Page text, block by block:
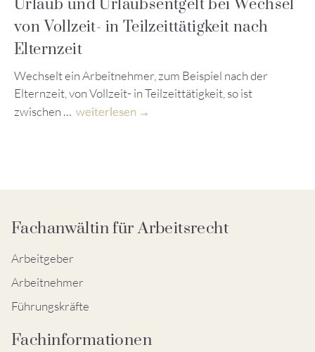
Urlaub und Urlaubsentgelt bei Wechsel
von Vollzeit- in Teilzeittätigkeit nach
Elternzeit
Wechselt ein Arbeitnehmer, zum Beispiel nach der
Elternzeit, von Vollzeit- in Teilzeittätigkeit, so ist
zwischen … weiterlesen
Fachanwältin für Arbeitsrecht
Arbeitgeber
Arbeitnehmer
Führungskräfte
Fachinformationen